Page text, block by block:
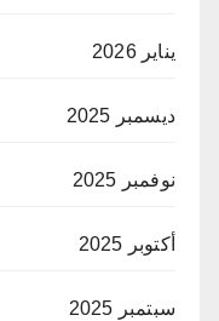
يناير 2026
ديسمبر 2025
نوفمبر 2025
أكتوبر 2025
سبتمبر 2025